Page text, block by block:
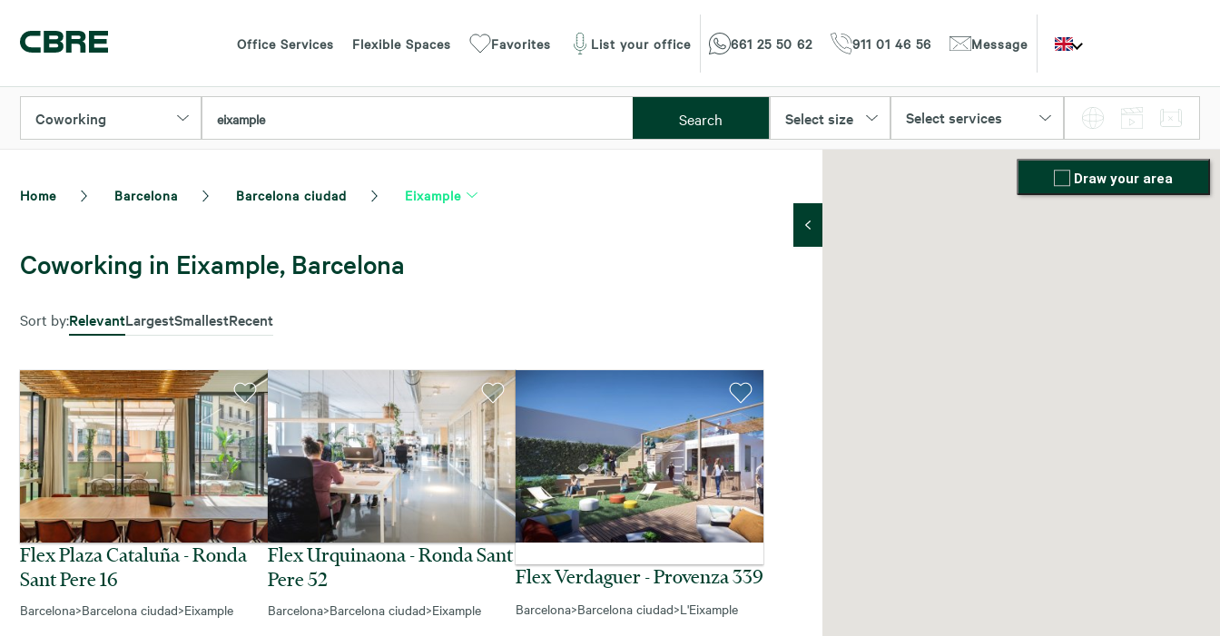
Office Services Flexible Spaces Favorites List your office 661 25 50 62 911 01 46 56 Message
Coworking eixample Search Select size Select services
Home Barcelona Barcelona ciudad Eixample
Coworking in Eixample, Barcelona
Sort by:RelevantLargestSmallestRecent
Flex Plaza Cataluña - Ronda
Sant Pere 16
Barcelona>Barcelona ciudad>Eixample
Flex Urquinaona - Ronda Sant
Pere 52
Barcelona>Barcelona ciudad>Eixample
Flex Verdaguer - Provenza 339
Barcelona>Barcelona ciudad>L'Eixample
Draw your area